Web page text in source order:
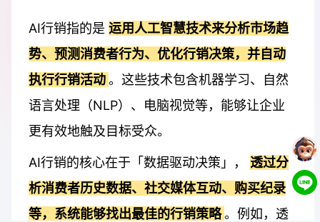
AI行销指的是 运用人工智慧技术来分析市场趋
势、预测消费者行为、优化行销决策，并自动
执行行销活动。这些技术包含机器学习、自然
语言处理（NLP）、电脑视觉等，能够让企业
更有效地触及目标受众。
AI行销的核心在于「数据驱动决策」， 透过分
析消费者历史数据、社交媒体互动、购买纪录
等，系统能够找出最佳的行销策略。例如，透